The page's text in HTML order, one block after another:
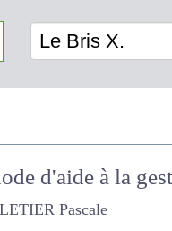
Le Bris X.
d'aide à la
Pascale